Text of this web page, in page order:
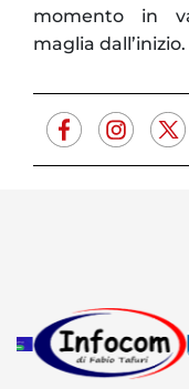
momento in
maglia dall’inizio.